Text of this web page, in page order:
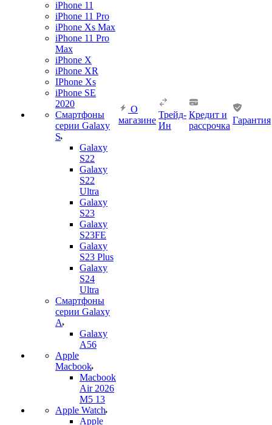
iPhone 11
iPhone 11 Pro
iPhone Xs Max
iPhone 11 Pro
Max
iPhone X
iPhone XR
IPhone Xs
iPhone SE
2020
Смартфоны
серии Galaxy
S
Galaxy
S22
Galaxy
S22
Ultra
Galaxy
S23
Galaxy
S23FE
Galaxy
S23 Plus
Galaxy
S24
Ultra
Смартфоны
серии Galaxy
A
Galaxy
A56
Apple
Macbook
Macbook
Air 2026
M5 13
Apple Watch
Apple
О
магазине
Трейд-
Ин
Кредит и
рассрочка
Гарантия